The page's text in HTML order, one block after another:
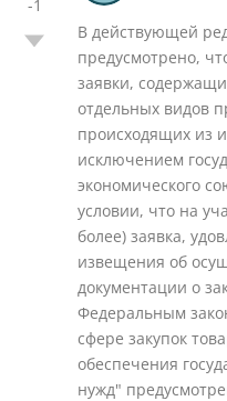
-1
В действующей
предусмотрено,
заявки,
отдельных видов
происходящих из
исключением
экономического
условии, что на
более) заявка,
извещения об
документации о
Федеральным
сфере закупок
обеспечения
нужд"